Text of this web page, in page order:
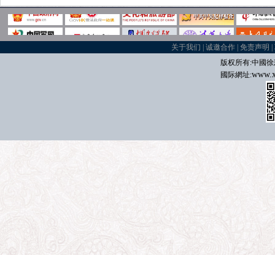
关于我们 |诚邀合作 |免责声明 |
版权所有:中國
國际網址: